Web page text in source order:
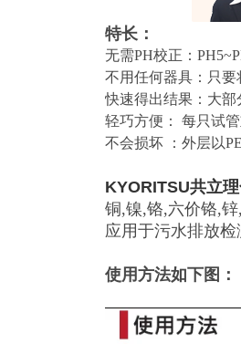
特长：
无需PH校正：
不用任何器具：只要
快速得出结果：大部
轻巧方便： 每只试
不会损坏 ：外层以
KYORITSU共立
铜,镍,铬,六价铬,
应用于污水排放
使用方法如下图：